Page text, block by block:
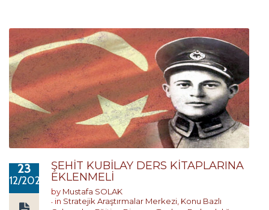
23
12/2020
ŞEHİT KUBİLAY DERS KİTAPLARINA
EKLENMELİ
by Mustafa SOLAK
in Stratejik Araştırmalar Merkezi Konu Bazlı